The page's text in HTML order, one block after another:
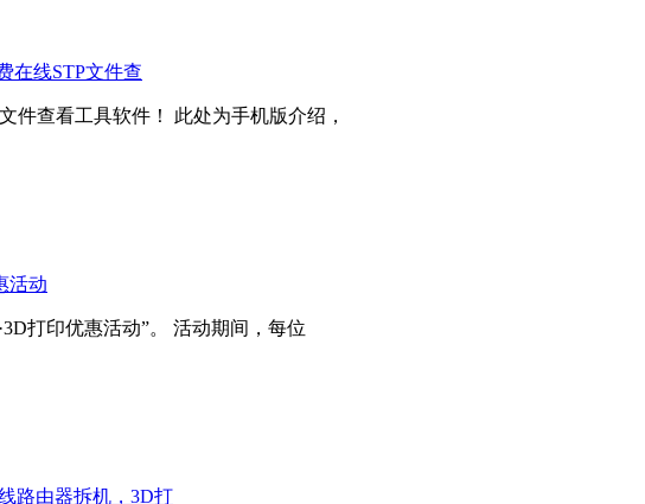
在线STP文件查
件查看工具软件！ 此处为手机版介绍，
活动
打印优惠活动”。 活动期间，每位
路由器拆机，3D打